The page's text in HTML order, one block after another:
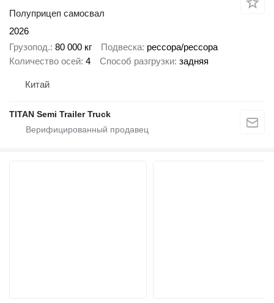
Полуприцеп самосвал
2026
Грузопод. 80 000 кг Подвеска рессора/рессора
Количество осей 4 Способ разгрузки задняя
Китай
TITAN Semi Trailer Truck